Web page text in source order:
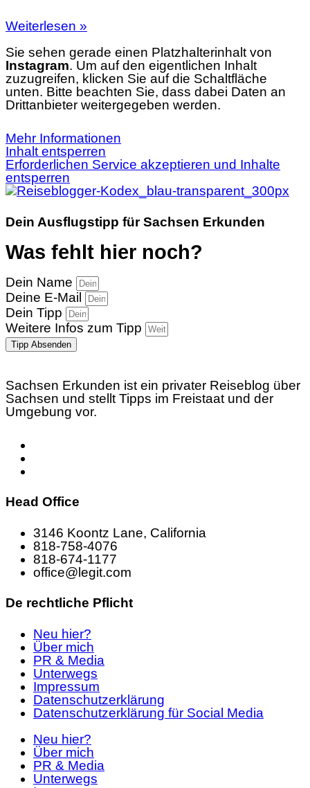
Weiterlesen »
Sie sehen gerade einen Platzhalterinhalt von
Instagram. Um auf den eigentlichen Inhalt
zuzugreifen, klicken Sie auf die Schaltfläche
unten. Bitte beachten Sie, dass dabei Daten an
Drittanbieter weitergegeben werden.
Mehr Informationen
Inhalt entsperren
Erforderlichen Service akzeptieren und Inhalte
entsperren
Dein Ausflugstipp für Sachsen Erkunden
Was fehlt hier noch?
Dein Name
Deine E-Mail
Dein Tipp
Weitere Infos zum Tipp
Tipp Absenden
Sachsen Erkunden ist ein privater Reiseblog über
Sachsen und stellt Tipps im Freistaat und der
Umgebung vor.
Head Office
3146 Koontz Lane, California
818-758-4076
818-674-1177
office@legit.com
De rechtliche Pflicht
Neu hier?
Über mich
PR & Media
Unterwegs
Impressum
Datenschutzerklärung
Datenschutzerklärung für Social Media
Neu hier?
Über mich
PR & Media
Unterwegs